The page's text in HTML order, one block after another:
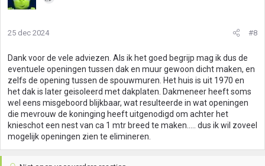
25 dec 2024 #8
Dank voor de vele adviezen. Als ik het goed begrijp mag ik dus de
eventuele openingen tussen dak en muur gewoon dicht maken, en
zelfs de opening tussen de spouwmuren. Het huis is uit 1970 en
het dak is later geisoleerd met dakplaten. Dakmeneer heeft soms
wel eens misgeboord blijkbaar, wat resulteerde in wat openingen
die mevrouw de koninging heeft uitgenodigd om achter het
knieschot een nest van ca 1 mtr breed te maken..... dus ik wil zoveel
mogelijk openingen zien te elimineren.